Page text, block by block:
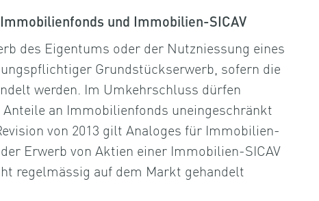
und Immobilien-SICAV
des Eigentums oder der Nutzniessung eines
Grundstückserwerb, sofern die
werden. Im Umkehrschluss dürfen
an Immobilienfonds uneingeschränkt
von 2013 gilt Analoges für Immobilien-
Erwerb von Aktien einer Immobilien-SICAV
regelmässig auf dem Markt gehandelt